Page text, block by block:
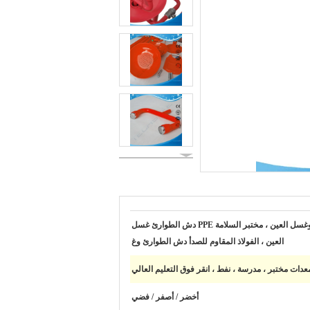
دش السلامة وغسل العين ، مختبر السلامة PPE دش الطوارئ غسل
العين ، الفولاذ المقاوم للصدأ دش الطوارئ وغ
مختبر ، مدرسة ، نفط ، انقر فوق التعليم العالي
أخضر / أصفر / فضي